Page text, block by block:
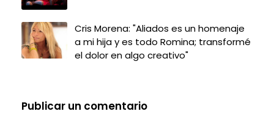
Cris Morena: "Aliados es un homenaje
a mi hija y es todo Romina; transformé
el dolor en algo creativo"
Publicar un comentario